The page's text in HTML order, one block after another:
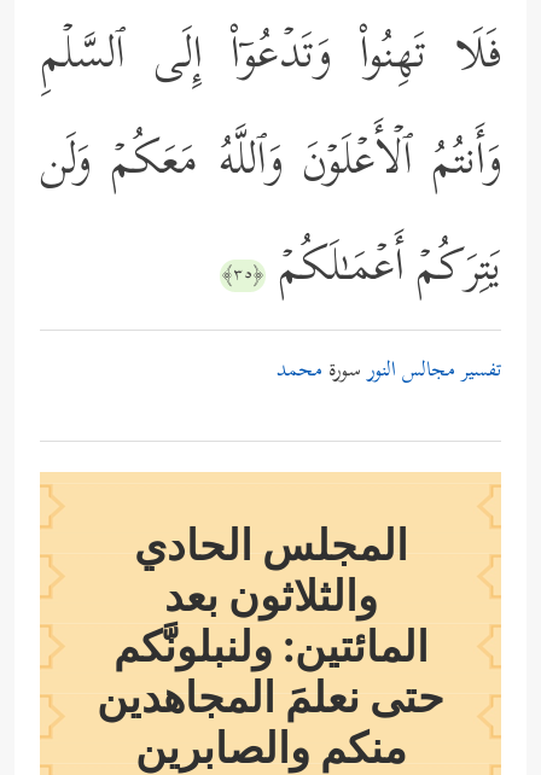
فَلَا تَهِنُواْ وَتَدۡعُوۤاْ إِلَى ٱلسَّلۡمِ
وَأَنتُمُ ٱلۡأَعۡلَوۡنَ وَٱللَّهُ مَعَكُمۡ وَلَن
یَتِرَكُمۡ أَعۡمَـٰلَكُمۡ ﴿٣٥﴾
تفسير مجالس النورسورة محمد
المجلس الحادي
والثلاثون بعد
المائتين: ولنبلونَّكم
حتى نعلمَ المجاهدين
منكم والصابرين